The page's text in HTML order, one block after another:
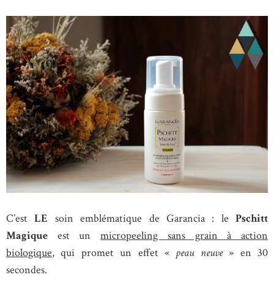
C’estLE soin emblématique de Garancia : le Pschitt
Magique est unmicropeeling sans grain à action
biologique, qui promet un effet « peau neuve» en 30
secondes.